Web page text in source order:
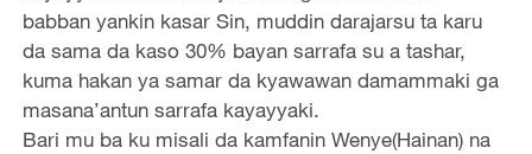
babban yankin kasar Sin, muddin darajarsu ta karu
da sama da kaso 30% bayan sarrafa su a tashar,
kuma hakan ya samar da kyawawan damammaki ga
masana’antun sarrafa kayayyaki.
Bari mu ba ku misali da kamfanin Wenye(Hainan) na